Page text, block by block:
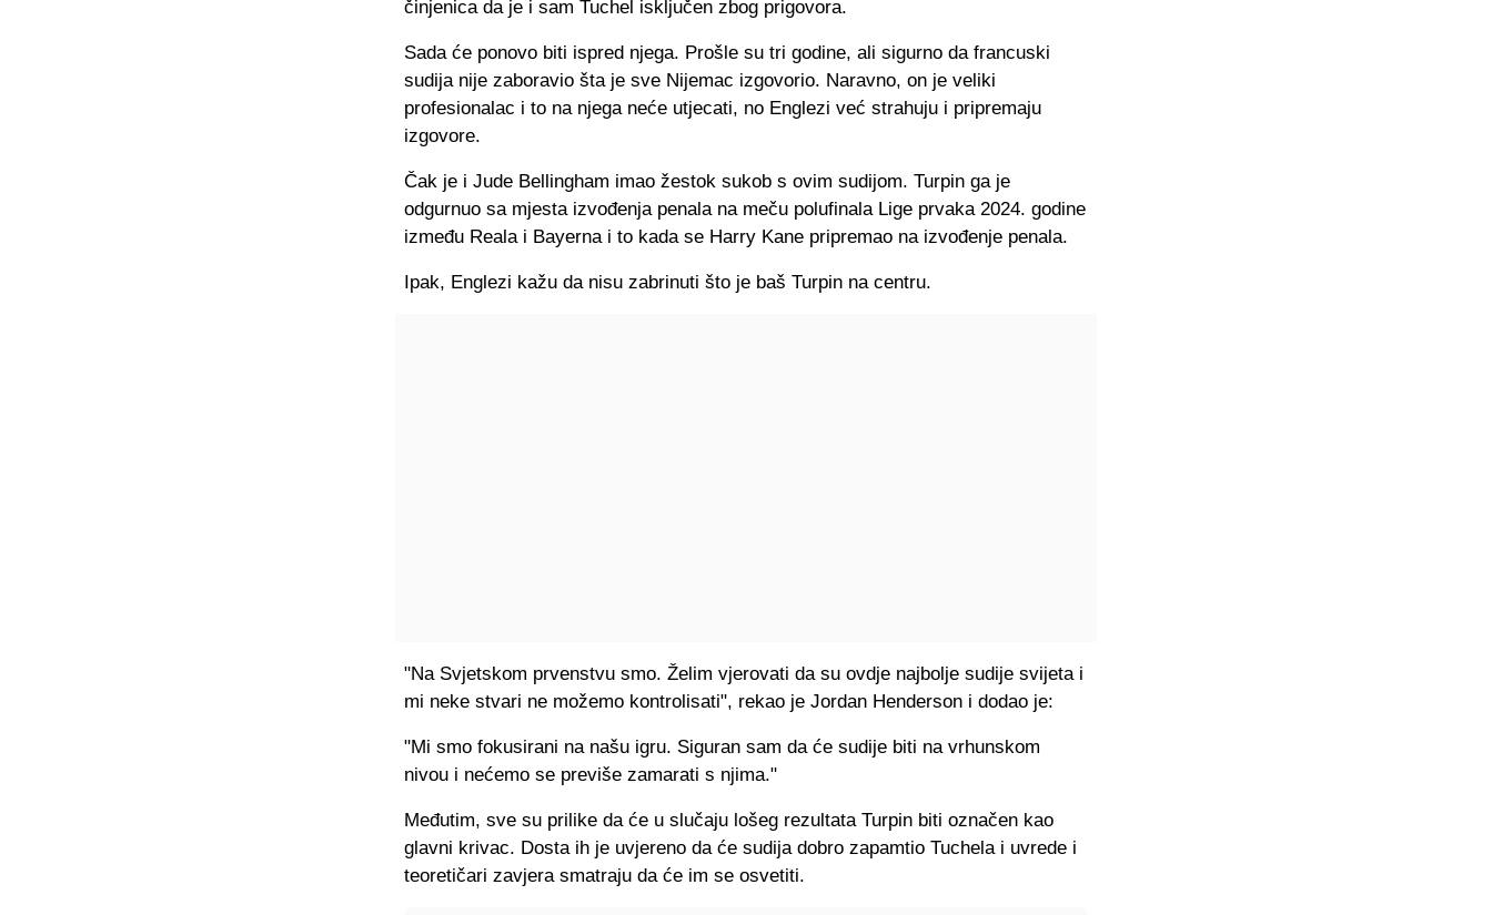
činjenica da je i sam Tuchel isključen zbog prigovora.
Sada će ponovo biti ispred njega. Prošle su tri godine, ali sigurno da francuski
sudija nije zaboravio šta je sve Nijemac izgovorio. Naravno, on je veliki
profesionalac i to na njega neće utjecati, no Englezi već strahuju i pripremaju
izgovore.
Čak je i Jude Bellingham imao žestok sukob s ovim sudijom. Turpin ga je
odgurnuo sa mjesta izvođenja penala na meču polufinala Lige prvaka 2024. godine
između Reala i Bayerna i to kada se Harry Kane pripremao na izvođenje penala.
Ipak, Englezi kažu da nisu zabrinuti što je baš Turpin na centru.
"Na Svjetskom prvenstvu smo. Želim vjerovati da su ovdje najbolje sudije svijeta i
mi neke stvari ne možemo kontrolisati", rekao je Jordan Henderson i dodao je:
"Mi smo fokusirani na našu igru. Siguran sam da će sudije biti na vrhunskom
nivou i nećemo se previše zamarati s njima."
Međutim, sve su prilike da će u slučaju lošeg rezultata Turpin biti označen kao
glavni krivac. Dosta ih je uvjereno da će sudija dobro zapamtio Tuchela i uvrede i
teoretičari zavjera smatraju da će im se osvetiti.